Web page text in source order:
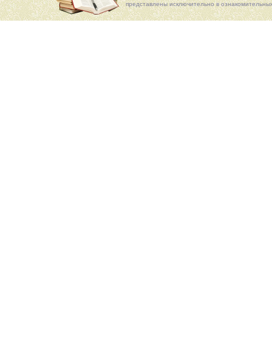
представлены исключительно в